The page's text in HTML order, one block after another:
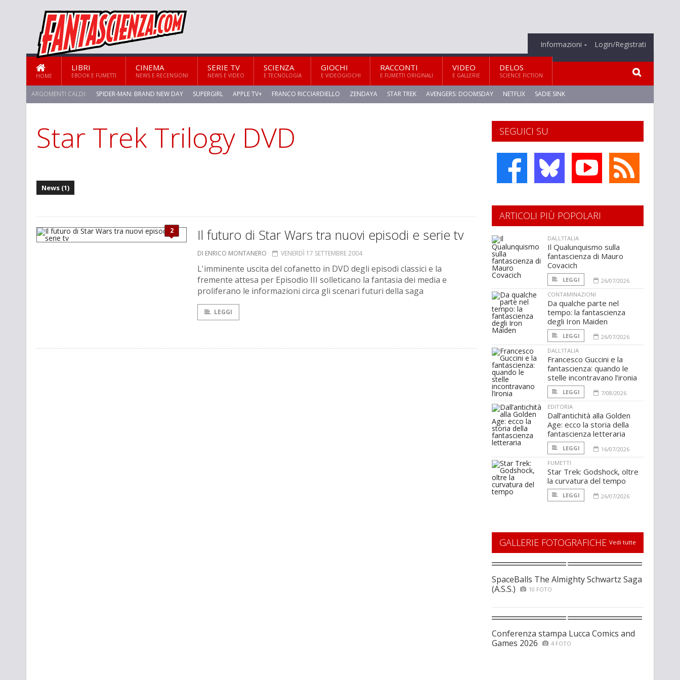
Informazioni Login/Registrati
HOME
LIBRI
EBOOK E FUMETTI
CINEMA
NEWS E RECENSIONI
SERIE TV
NEWS E VIDEO
SCIENZA
E TECNOLOGIA
GIOCHI
E VIDEOGIOCHI
RACCONTI
E FUMETTI ORIGINALI
VIDEO
E GALLERIE
DELOS
SCIENCE FICTION
ARGOMENTI CALDI: SPIDER-MAN: BRAND NEW DAY SUPERGIRL APPLE TV+ FRANCO RICCIARDIELLO ZENDAYA STAR TREK AVENGERS: DOOMSDAY NETFLIX SADIE SINK
STAR TREK: STRANGE NEW WORLDS
Star Trek Trilogy DVD
News (1)
2 Il futuro di Star Wars tra nuovi episodi e serie tv
DI ENRICO MONTANERO VENERDÌ 17 SETTEMBRE 2004
L'imminente uscita del cofanetto in DVD degli episodi classici e la
fremente attesa per Episodio III solleticano la fantasia dei media e
proliferano le informazioni circa gli scenari futuri della saga
LEGGI
SEGUICI SU
ARTICOLI PIÙ POPOLARI
DALL'ITALIA
Il Qualunquismo sulla
fantascienza di Mauro
Covacich
LEGGI
26/07/2026
CONTAMINAZIONI
Da qualche parte nel
tempo: la fantascienza
degli Iron Maiden
LEGGI
26/07/2026
DALL'ITALIA
Francesco Guccini e la
fantascienza: quando le
stelle incontravano l’ironia
LEGGI
7/08/2026
EDITORIA
Dall’antichità alla Golden
Age: ecco la storia della
fantascienza letteraria
LEGGI
16/07/2026
FUMETTI
Star Trek: Godshock, oltre
la curvatura del tempo
LEGGI 26/07/2026
GALLERIE FOTOGRAFICHE Vedi tutte
SpaceBalls The Almighty Schwartz Saga
(A.S.S.)
10 FOTO
Conferenza stampa Lucca Comics and
Games 2026
4 FOTO